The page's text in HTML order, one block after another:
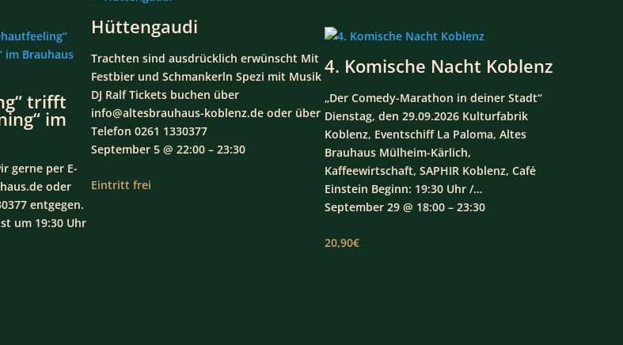
trifft
im
gerne per E-
oder
entgegen.
um 19:30 Uhr
Hüttengaudi
Trachten sind ausdrücklich erwünscht Mit
Festbier und Schmankerln Spezi mit Musik
DJ Ralf Tickets buchen über
info@altesbrauhaus-koblenz.de oder über
Telefon 0261 1330377
September 5 @ 22:00 – 23:30
Eintritt frei
4. Komische Nacht Koblenz
„Der Comedy-Marathon in deiner Stadt“
Dienstag, den 29.09.2026 Kulturfabrik
Koblenz, Eventschiff La Paloma, Altes
Brauhaus Mülheim-Kärlich,
Kaffeewirtschaft, SAPHIR Koblenz, Café
Einstein Beginn: 19:30 Uhr /…
September 29 @ 18:00 – 23:30
20,90€